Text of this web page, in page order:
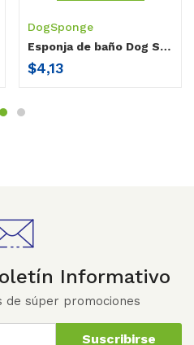
DogSponge
Esponja de baño Dog Sponge c/champu para mascotas x10
$4,13
Informativo
de súper promociones
Suscribirse